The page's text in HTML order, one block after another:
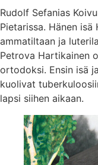
Rudolf Sefanias
Pietarissa. Hänen
ammatiltaan ja
Petrova Hartikainen
ortodoksi. Ensin isä
kuolivat
lapsi siihen aikaan.